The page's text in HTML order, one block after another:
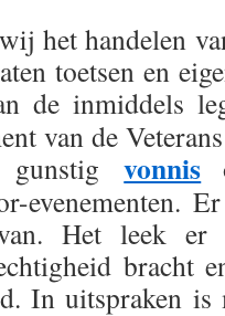
het handelen
toetsen en
de inmiddels
van de
gunstigvonnis
evenementen.
Het leek
bracht
In uitspraken is